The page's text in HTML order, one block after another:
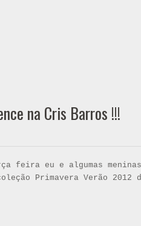
na Cris Barros !!!
feira eu e algumas
Primavera Verão 2012